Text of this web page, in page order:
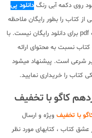
روی دکمه آبی رنگ دانلود پی
کتاب را بطور رایگان ملاحظه
نمایید. بدیهی است تمام صفحات کتاب به صورت pdf برای دانلود رایگان نیست. با
نسبت به محتوای ارائه
شرعی است. پیشنهاد میشود
را خریداری نمایید.
کاگو با تخفیف
با تخفیف ویژه و ارسال
کتاب ، کتابهای مورد نظر